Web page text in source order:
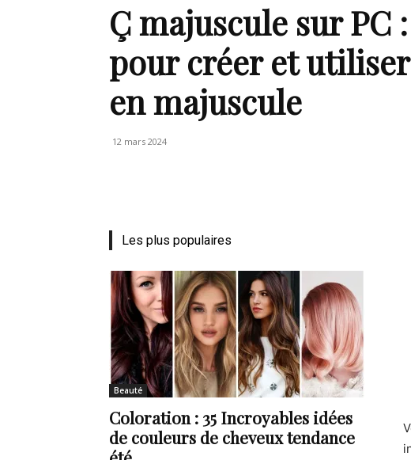
un
en
Ç majuscule sur PC
pour créer et
en majuscule
12 mars 2024
Les plus populaires
Beauté
Coloration : 35 Incroyables idées
de couleurs de cheveux tendance